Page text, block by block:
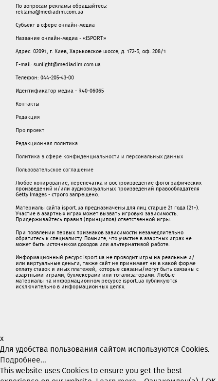
По вопросам рекламы обращайтесь:
reklama@mediadim.com.ua
Субъект в сфере онлайн-медиа
Название онлайн-медиа - «ISPORT»
Адрес: 02091, г. Киев, Харьковское шоссе, д. 172-Б, оф. 208/1
E-mail: sunlight@mediadim.com.ua
Телефон: 044-205-43-00
Идентификатор медиа - R40-06065
Контакты
Редакция
Про проект
Редакционная политика
Политика в сфере конфиденциальности и персональных данных
Пользовательское соглашение
Любое копирование, перепечатка и воспроизведение фотографических
произведений и/или аудиовизуальных произведений правообладателя
Getty Images - строго запрещено.
Материалы сайта isport.ua предназначены для лиц старше 21 года (21+).
Участие в азартных играх может вызвать игровую зависимость.
Придерживайтесь правил (принципов) ответственной игры.
При появлении первых признаков зависимости незамедлительно
обратитесь к специалисту. Помните, что участие в азартных играх не
может быть источником доходов или альтернативой работе.
Информационный ресурс isport.ua не проводит игры на реальные и/
или виртуальные деньги, также сайт не принимает ни в какой форме
oплaту ставок и иных платежей, которые связаны/могут быть связаны c
азартными игрaми, букмекерами или тотализаторами. Любые
материалы на информационном ресурсе isport.ua публикуютcя
исключительно в информационных целях.
x
Для удобства пользования сайтом используются Cookies.
Подробнее...
This website uses Cookies to ensure you get the best